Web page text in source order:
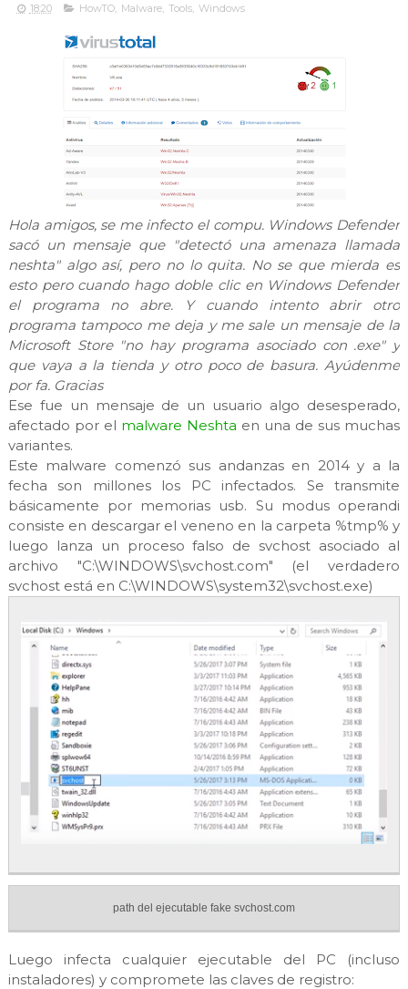
18:20 HowTO, Malware, Tools, Windows
Hola amigos, se me infecto el compu. Windows Defender
sacó un mensaje que "detectó una amenaza llamada
neshta" algo así, pero no lo quita. No se que mierda es
esto pero cuando hago doble clic en Windows Defender
el programa no abre. Y cuando intento abrir otro
programa tampoco me deja y me sale un mensaje de la
Microsoft Store "no hay programa asociado con .exe" y
que vaya a la tienda y otro poco de basura. Ayúdenme
por fa. Gracias
Ese fue un mensaje de un usuario algo desesperado,
afectado por el malware Neshta en una de sus muchas
variantes.
Este malware comenzó sus andanzas en 2014 y a la
fecha son millones los PC infectados. Se transmite
básicamente por memorias usb. Su modus operandi
consiste en descargar el veneno en la carpeta %tmp% y
luego lanza un proceso falso de svchost asociado al
archivo "C:\WINDOWS\svchost.com" (el verdadero
svchost está en C:\WINDOWS\system32\svchost.exe)
path del ejecutable fake svchost.com
Luego infecta cualquier ejecutable del PC (incluso
instaladores) y compromete las claves de registro: